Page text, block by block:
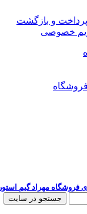
و بازگشت
خصوصی
فروشگاه
فروشگاه مهراد گیم استور
جستجو در سایت